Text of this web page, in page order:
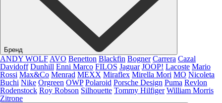
Бренд
ANDY WOLF AVO Benetton Blackfin Bogner Carrera Cazal
Davidoff Dunhill Enni Marco FILOS Jaguar JOOP! Lacoste Mario
Rossi Max&Co Menrad MEXX Miraflex Mirella Mori MO Nicoleta
Buchi Nike Orgreen OWP Polaroid Porsche Design Puma Revlon
Rodenstock Roy Robson Silhouette Tommy Hilfiger William Morris
Zitrone